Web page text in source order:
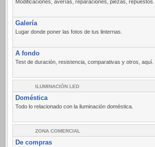
Modificaciones, averías, reparaciones, piezas, repuestos...
Galería
Lugar donde poner las fotos de tus linternas.
A fondo
Test de duración, resistencia, comparativas y otros, aquí.
ILUMINACIÓN LED
Doméstica
Todo lo relacionado con la iluminación doméstica.
ZONA COMERCIAL
De compras